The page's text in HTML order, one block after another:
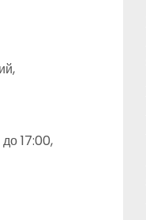
17:00,